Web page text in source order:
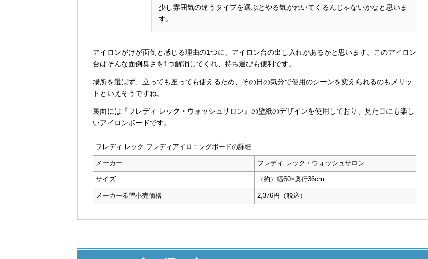
少し雰囲気の違うタイプを選ぶとやる気がわいてくるんじゃないかなと思いま
す。
アイロンがけが面倒と感じる理由の1つに、アイロン台の出し入れがあるかと思います。このアイロン
台はそんな面倒臭さを1つ解消してくれ、持ち運びも便利です。
場所を選ばず、立っても座っても使えるため、その日の気分で使用のシーンを変えられるのもメリッ
トといえそうですね。
裏面には『フレディ レック・ウォッシュサロン』の壁紙のデザインを使用しており、見た目にも楽し
いアイロンボードです。
フレディ レック フレディアイロニングボードの詳細
メーカー フレディ レック・ウォッシュサロン
サイズ （約）幅60×奥行36cm
メーカー希望小売価格 2,376円（税込）